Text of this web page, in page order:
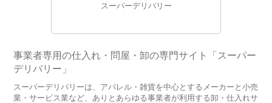
スーパーデリバリー
事業者専用の仕入れ・問屋・卸の専門サイト「スーパー
デリバリー」
スーパーデリバリーは、アパレル・雑貨を中心とするメーカーと小売
業・サービス業など、ありとあらゆる事業者が利用する卸・仕入れサ